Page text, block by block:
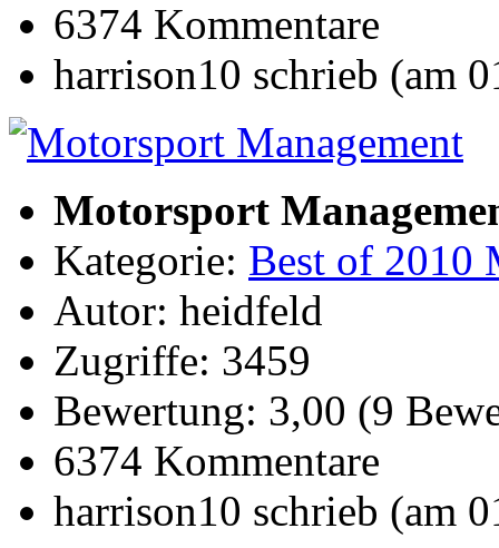
6374 Kommentare
harrison10 schrieb (am
Motorsport
Kategorie: Best of 2010
Autor: heidfeld
Zugriffe: 3459
Bewertung: 3,00 (9
6374 Kommentare
harrison10 schrieb (am